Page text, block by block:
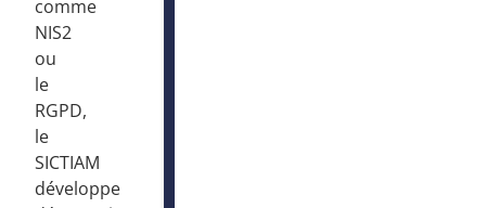
comme
NIS2
ou
le
RGPD,
le
SICTIAM
développe